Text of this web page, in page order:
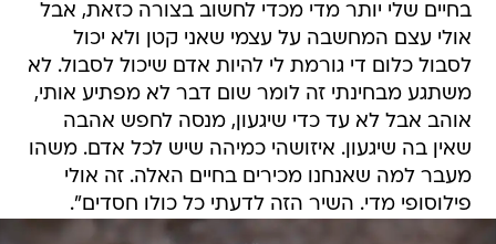
בחיים שלי יותר מדי מכדי לחשוב בצורה כזאת, אבל
אולי עצם המחשבה על עצמי שאני קטן ולא יכול
לסבול כלום די גורמת לי להיות אדם שיכול לסבול. לא
משתגע מבחינתי זה לומר שום דבר לא מפתיע אותי,
אוהב אבל לא עד כדי שיגעון, מנסה לחפש אהבה
שאין בה שיגעון. איזושהי כמיהה שיש לכל אדם. משהו
מעבר למה שאנחנו מכירים בחיים האלה. זה אולי
פילוסופי מדי. השיר הזה לדעתי כל כולו חסדים".